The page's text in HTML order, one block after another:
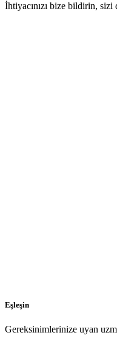
İhtiyacınızı bize bildirin,
Eşleşin
Gereksinimlerinize uyan